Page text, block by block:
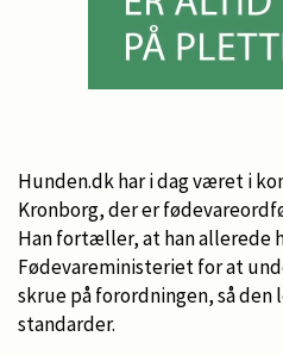
Hunden.dk har i dag været i
Kronborg, der er
Han fortæller, at han allerede
Fødevareministeriet for at
skrue på forordningen, så den
standarder.